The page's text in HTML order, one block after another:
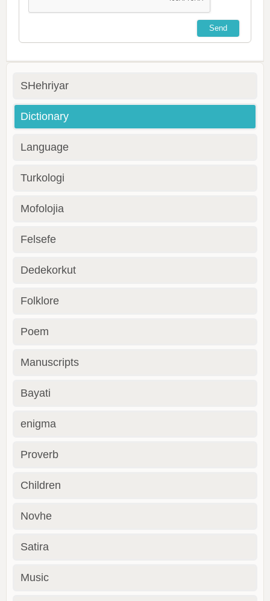
SHehriyar
Dictionary
Language
Turkologi
Mofolojia
Felsefe
Dedekorkut
Folklore
Poem
Manuscripts
Bayati
enigma
Proverb
Children
Novhe
Satira
Music